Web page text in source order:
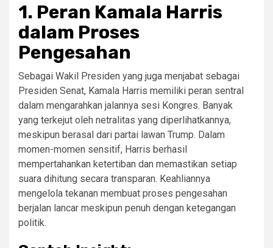
1. Peran Kamala Harris
dalam Proses
Pengesahan
Sebagai Wakil Presiden yang juga menjabat sebagai
Presiden Senat, Kamala Harris memiliki peran sentral
dalam mengarahkan jalannya sesi Kongres. Banyak
yang terkejut oleh netralitas yang diperlihatkannya,
meskipun berasal dari partai lawan Trump. Dalam
momen-momen sensitif, Harris berhasil
mempertahankan ketertiban dan memastikan setiap
suara dihitung secara transparan. Keahliannya
mengelola tekanan membuat proses pengesahan
berjalan lancar meskipun penuh dengan ketegangan
politik.